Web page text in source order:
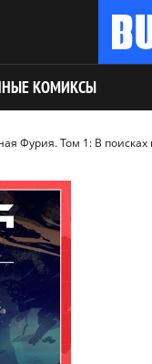
КОМИКСЫ
Фурия. Том 1: В поисках